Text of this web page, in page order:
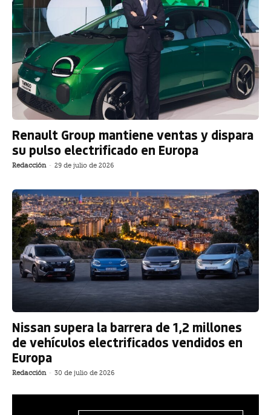
Renault Group mantiene ventas y dispara
su pulso electrificado en Europa
Redacción - 29 de julio de 2026
Nissan supera la barrera de 1,2 millones
de vehículos electrificados vendidos en
Europa
Redacción - 30 de julio de 2026